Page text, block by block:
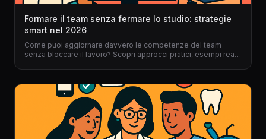
Formare il team senza fermare lo studio: strategie
smart nel 2026
Come puoi aggiornare davvero le competenze del team
senza bloccare il lavoro? Scopri approcci pratici, esempi reali